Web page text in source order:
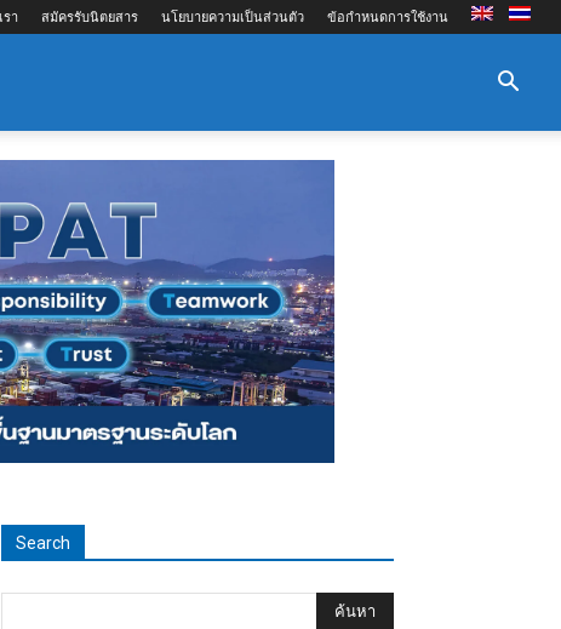
า สมัครรับนิตยสาร นโยบายความเป็นส่วนตัว ข้อกำหนดการใช้งาน
Search